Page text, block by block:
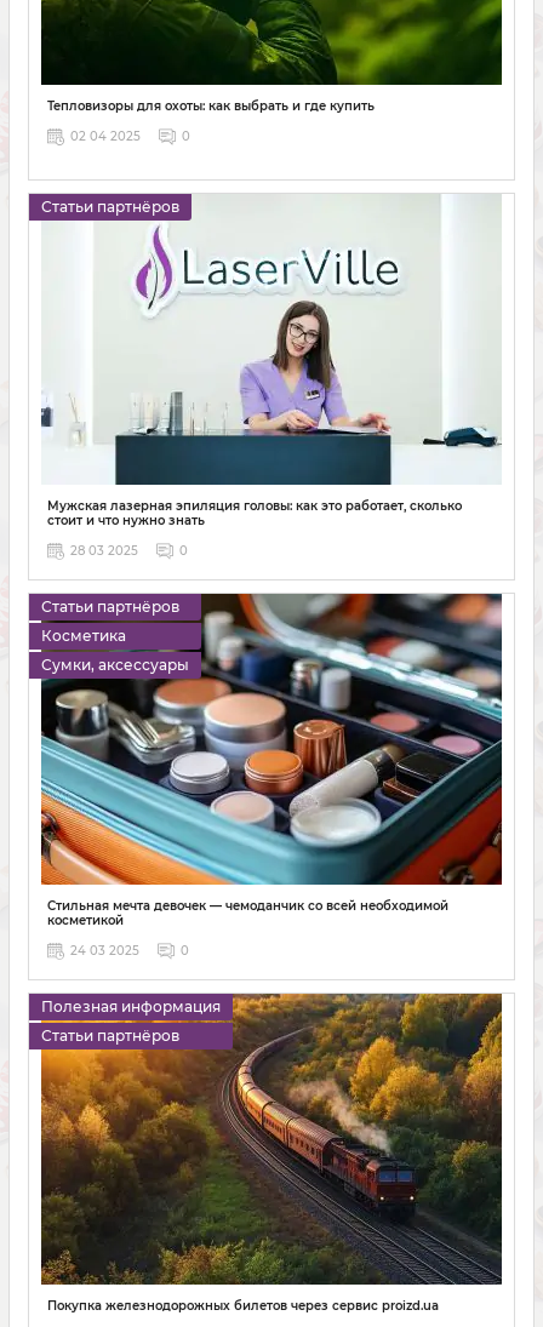
Тепловизоры для охоты: как выбрать и где купить
02 04 2025
0
Статьи партнёров
Мужская лазерная эпиляция головы: как это работает, сколько
стоит и что нужно знать
28 03 2025
0
Статьи партнёров
Косметика
Сумки, аксессуары
Стильная мечта девочек — чемоданчик со всей необходимой
косметикой
24 03 2025
0
Полезная информация
Статьи партнёров
Покупка железнодорожных билетов через сервис proizd.ua